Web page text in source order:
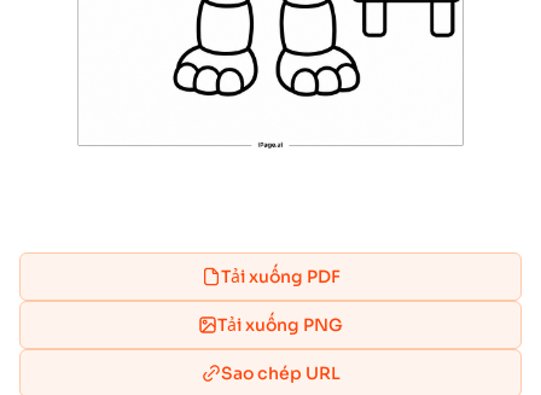
Tải xuống PDF
Tải xuống PNG
Sao chép URL